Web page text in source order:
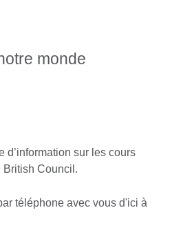
monde
d’information sur les cours
British Council.
téléphone avec vous d'ici à